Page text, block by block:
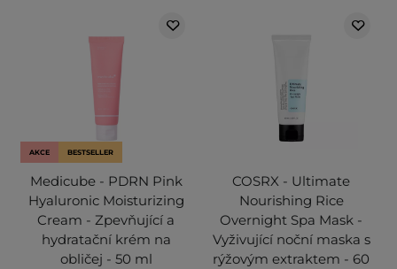
AKCE BESTSELLER
Medicube - PDRN Pink
Hyaluronic Moisturizing
Cream - Zpevňující a
hydratační krém na
obličej - 50 ml
COSRX - Ultimate
Nourishing Rice
Overnight Spa Mask -
Vyživující noční maska s
rýžovým extraktem - 60